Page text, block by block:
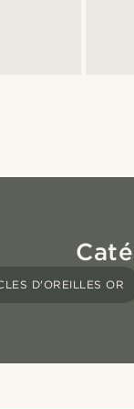
D'OREILLES OR